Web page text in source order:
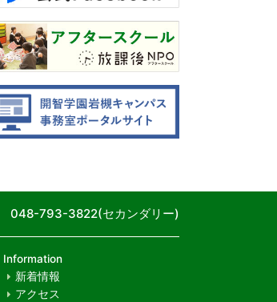
048-793-3822(セカンダリー)
Information
新着情報
アクセス